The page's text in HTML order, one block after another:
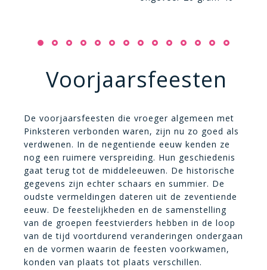
bier, zoals Guiness
Caerphilly-kaas (of
eventueel Chedder)
en/of verse groente
naar keuze (bv.
paprika,
champignons, wortel)
Bereidingstijd: 15
minuten
Hoofdgerecht
Bereiding: Smelt de
boter en voeg de prei
toe, laat ongeveer
een kwartiertje
pruttelen. Roer de
Voorjaarsfeesten
De voorjaarsfeesten die vroeger algemeen met
Pinksteren verbonden waren, zijn nu zo goed als
verdwenen. In de negentiende eeuw kenden ze
nog een ruimere verspreiding. Hun geschiedenis
gaat terug tot de middeleeuwen. De historische
gegevens zijn echter schaars en summier. De
oudste vermeldingen dateren uit de zeventiende
eeuw. De feestelijkheden en de samenstelling
van de groepen feestvierders hebben in de loop
van de tijd voortdurend veranderingen ondergaan
en de vormen waarin de feesten voorkwamen,
konden van plaats tot plaats verschillen.